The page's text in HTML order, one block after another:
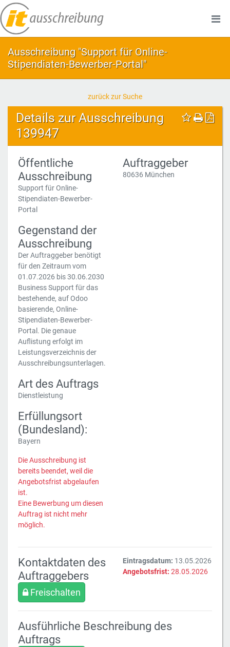
Ausschreibung "Support für Online-
Stipendiaten-Bewerber-Portal"
zurück zur Suche
Details zur Ausschreibung
139947
Öffentliche
Ausschreibung
Support für Online-
Stipendiaten-Bewerber-
Portal
Gegenstand der
Ausschreibung
Der Auftraggeber benötigt
für den Zeitraum vom
01.07.2026 bis 30.06.2030
Business Support für das
bestehende, auf Odoo
basierende, Online-
Stipendiaten-Bewerber-
Portal. Die genaue
Auflistung erfolgt im
Leistungsverzeichnis der
Ausschreibungsunterlagen.
Art des Auftrags
Dienstleistung
Erfüllungsort
(Bundesland):
Bayern
Die Ausschreibung ist
bereits beendet, weil die
Angebotsfrist abgelaufen
ist.
Eine Bewerbung um diesen
Auftrag ist nicht mehr
möglich.
Auftraggeber
80636 München
Kontaktdaten des
Auftraggebers
Freischalten
Eintragsdatum: 13.05.2026
Angebotsfrist: 28.05.2026
Ausführliche Beschreibung des
Auftrags